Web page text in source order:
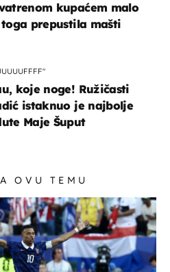
kupaćem malo
prepustila mašti
koje noge! Ružičasti
istaknuo je najbolje
Maje Šuput
OVU TEMU